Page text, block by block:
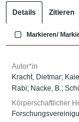
Details Zitieren
Markieren/
Autor*in
Kracht, Dietmar;
Rabi; Nacke, B.;
Körperschaftlicher